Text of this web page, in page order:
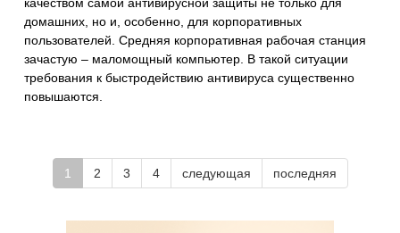
домашних, но и, особенно, для корпоративных
пользователей. Средняя корпоративная рабочая станция
зачастую – маломощный компьютер. В такой ситуации
требования к быстродействию антивируса существенно
повышаются.
1 2 3 4 следующая последняя